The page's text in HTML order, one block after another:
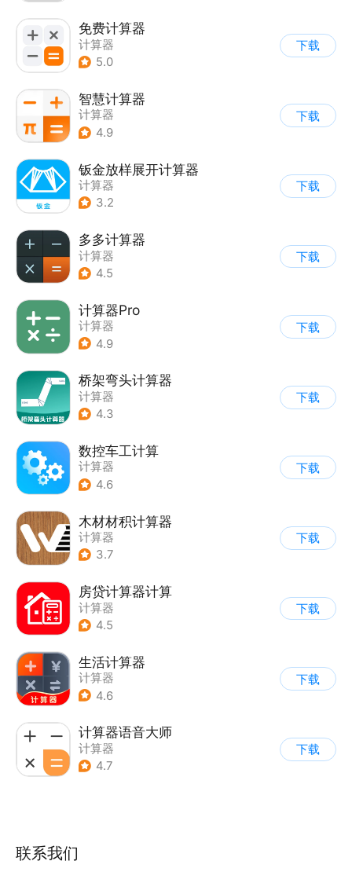
免费计算器
计算器
5.0
下载
智慧计算器
计算器
4.9
下载
钣金放样展开计算器
计算器
3.2
下载
多多计算器
计算器
4.5
下载
计算器Pro
计算器
4.9
下载
桥架弯头计算器
计算器
4.3
下载
数控车工计算
计算器
4.6
下载
木材材积计算器
计算器
3.7
下载
房贷计算器计算
计算器
4.5
下载
生活计算器
计算器
4.6
下载
计算器语音大师
计算器
4.7
下载
联系我们